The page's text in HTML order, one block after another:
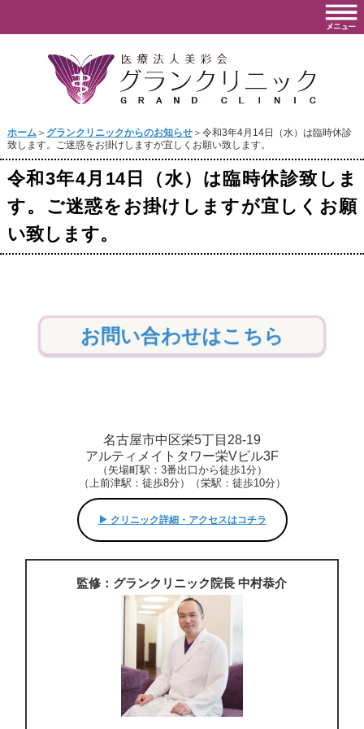
ホーム＞ グランクリニックからのお知らせ＞令和3年4月14日（水）は臨時休診
致します。ご迷惑をお掛けしますが宜しくお願い致します。
令和3年4月14日（水）は臨時休診致しま
す。ご迷惑をお掛けしますが宜しくお願
い致します。
お問い合わせはこちら
名古屋市中区栄5丁目28-19
アルティメイトタワー栄Vビル3F
（矢場町駅：3番出口から徒歩1分）
（上前津駅：徒歩8分）（栄駅：徒歩10分）
▶︎ クリニック詳細・アクセスはコチラ
監修：グランクリニック院長 中村恭介